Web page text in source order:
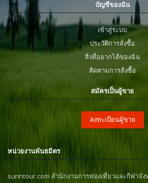
บัญชีของฉัน
เข้าสู่ระบบ
ประวัติการสั่งซื้อ
สิ่งที่อยากได้ของฉัน
ติดตามการสั่งซื้อ
สมัครเป็นผู้ขาย
ลงทะเบียนผู้ขาย
หน่วยงานพันธมิตร
surintour.com สำนักงานการท่องเที่ยวและกีฬาจั